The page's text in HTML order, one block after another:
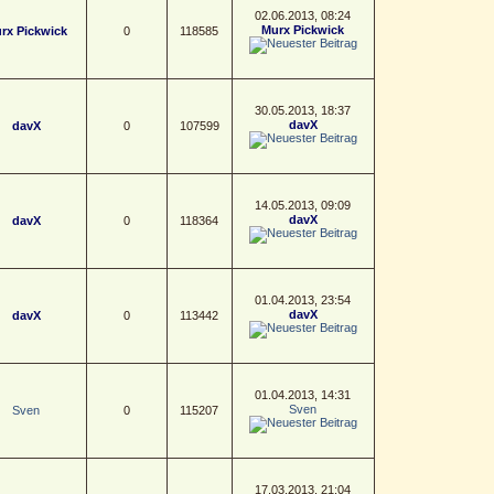
Pickwick 0 118585
02.06.2013, 08:24
Murx Pickwick
davX 0 107599
30.05.2013, 18:37
davX
davX 0 118364
14.05.2013, 09:09
davX
davX 0 113442
01.04.2013, 23:54
davX
Sven 0 115207
01.04.2013, 14:31
Sven
17.03.2013, 21:04